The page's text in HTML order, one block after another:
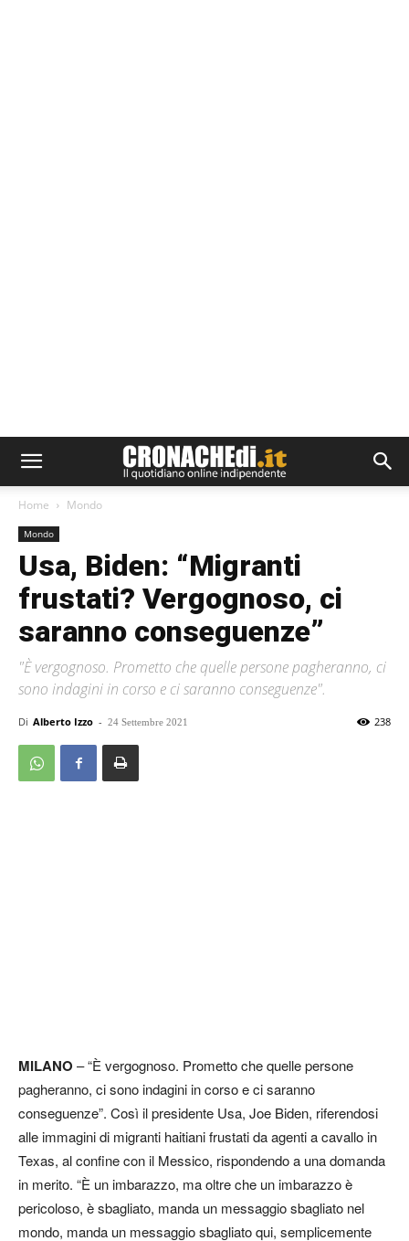
Home Mondo
Mondo
Usa, Biden: “Migranti
frustati? Vergognoso, ci
saranno conseguenze”
"È vergognoso. Prometto che quelle persone pagheranno, ci
sono indagini in corso e ci saranno conseguenze".
Di Alberto Izzo - 24 Settembre 2021 238
MILANO – “È vergognoso. Prometto che quelle persone
pagheranno, ci sono indagini in corso e ci saranno
conseguenze”. Così il presidente Usa, Joe Biden, riferendosi
alle immagini di migranti haitiani frustati da agenti a cavallo in
Texas, al confine con il Messico, rispondendo a una domanda
in merito. “È un imbarazzo, ma oltre che un imbarazzo è
pericoloso, è sbagliato, manda un messaggio sbagliato nel
mondo, manda un messaggio sbagliato qui, semplicemente